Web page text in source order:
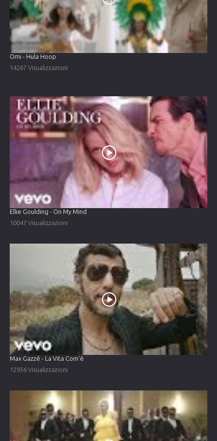
Omi - Hula Hoop
14267 Visualizzazioni
Ellie Goulding - On My Mind
10047 Visualizzazioni
Max Gazzé - La Vita Com'è
12956 Visualizzazioni